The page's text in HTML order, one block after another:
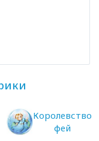
Королевство
фей